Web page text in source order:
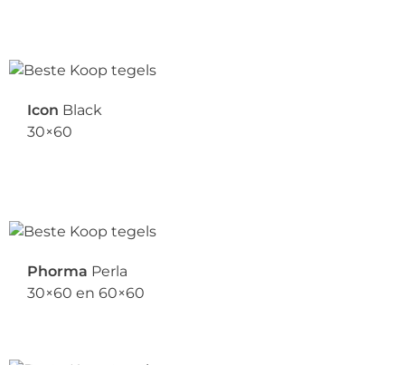
Icon Black
30×60
Phorma Perla
30×60 en 60×60